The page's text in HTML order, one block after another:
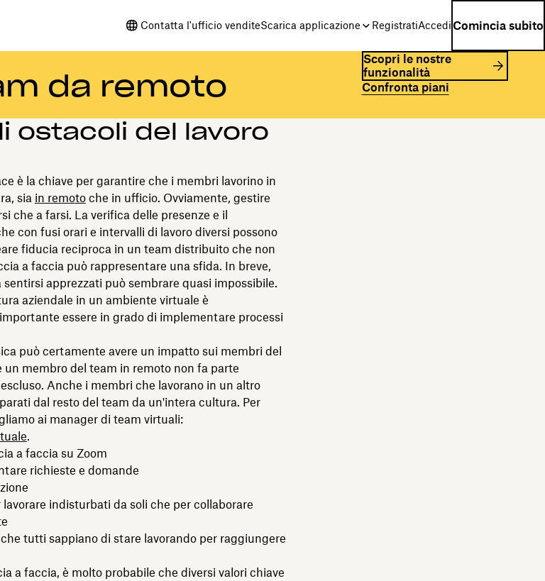
Contatta l'ufficio venditeScarica applicazione RegistratiAccedi Comincia subito
da remoto
Scopri le nostre
funzionalità
Confronta piani
ostacoli del lavoro
è la chiave per garantire che i membri lavorino in
sia in remotoche in ufficio. Ovviamente, gestire
che a farsi. La verifica delle presenze e il
con fusi orari e intervalli di lavoro diversi possono
fiducia reciproca in un team distribuito che non
a faccia può rappresentare una sfida. In breve,
apprezzati può sembrare quasi impossibile.
aziendale in un ambiente virtuale è
essere in grado di implementare processi
può certamente avere un impatto sui membri del
un membro del team in remoto non fa parte
Anche i membri che lavorano in un altro
dal resto del team da un'intera cultura. Per
ai manager di team virtuali:
.
a faccia su Zoom
richieste e domande
indisturbati da soli che per collaborare
tutti sappiano di stare lavorando per raggiungere
a faccia, è molto probabile che diversi valori chiave